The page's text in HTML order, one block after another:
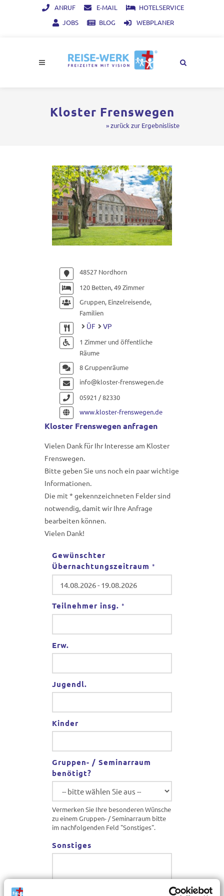
ANRUF E-MAIL
HOTELSERVICE
JOBS
BLOG WEBPLANER
Kloster Frenswegen
» zurück zur Ergebnisliste
48527 Nordhorn
120 Betten, 49 Zimmer
Gruppen, Einzelreisende,
Familien
ÜF VP
1 Zimmer und öffentliche
Räume
8 Gruppenräume
info@kloster-frenswegen.de
05921 / 82330
www.kloster-frenswegen.de
Kloster Frenswegen anfragen
Vielen Dank für Ihr Interesse am Kloster
Frenswegen.
Bitte geben Sie uns noch ein paar wichtige
Informationen.
Die mit * gekennzeichneten Felder sind
notwendig, damit wir Ihre Anfrage
bearbeiten können.
Vielen Dank!
Gewünschter
Übernachtungszeitraum *
Teilnehmer insg. *
Erw.
Jugendl.
Kinder
Gruppen- / Seminarraum
benötigt?
Vermerken Sie Ihre besonderen Wünsche
zu einem Gruppen- / Seminarraum bitte
im nachfolgenden Feld "Sonstiges".
Sonstiges